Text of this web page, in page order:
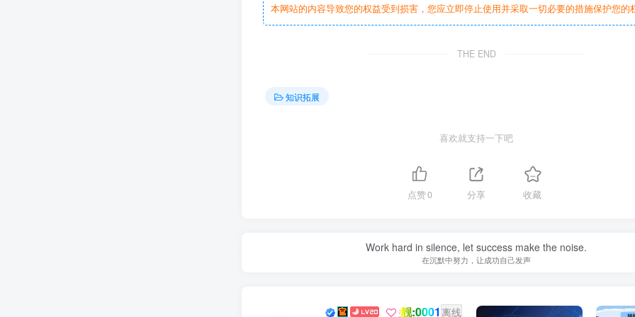
本网站的内容导致您的权益受到损害，您应立即停止使用并采取一切必要的措施保护您的
THE END
知识拓展
喜欢就支持一下吧
点赞0 分享 收藏
Work hard in silence, let success make the noise.
在沉默中努力，让成功自己发声
Dream 关注
靓:0001 离线